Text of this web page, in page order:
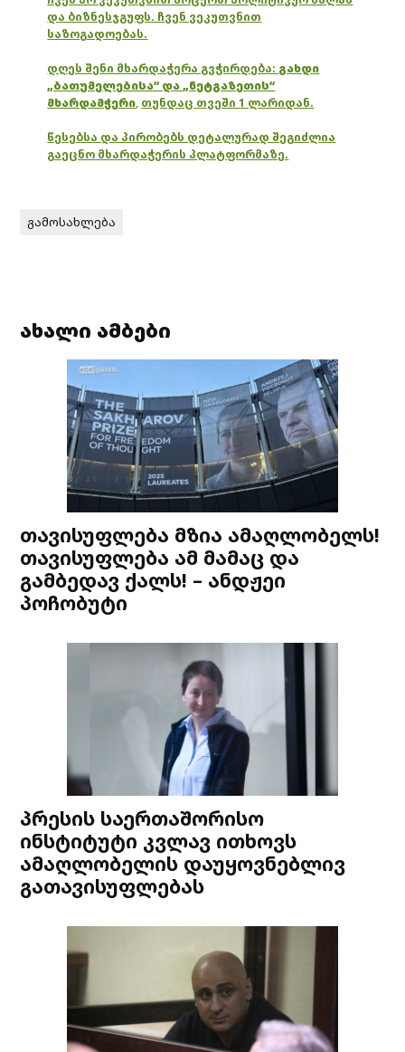
და ბიზნესჯგუფს. ჩვენ ვეკუთვნით
საზოგადოებას.
დღეს შენი მხარდაჭერა გვჭირდება: გახდი
„ბათუმელებისა“ და „ნეტგაზეთის“
მხარდამჭერი, თუნდაც თვეში 1 ლარიდან.
წესებსა და პირობებს დეტალურად შეგიძლია
გაეცნო მხარდაჭერის პლატფორმაზე.
გამოსახლება
ახალი ამბები
თავისუფლება მზია ამაღლობელს!
თავისუფლება ამ მამაც და
გამბედავ ქალს! – ანდჟეი
პოჩობუტი
პრესის საერთაშორისო
ინსტიტუტი კვლავ ითხოვს
ამაღლობელის დაუყოვნებლივ
გათავისუფლებას